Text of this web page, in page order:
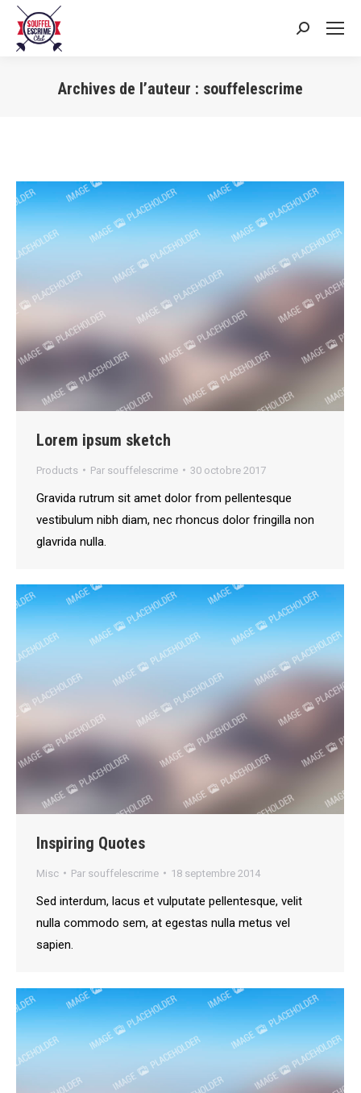
Search:
Archives de l’auteur : souffelescrime
Lorem ipsum sketch
Products Par souffelescrime 30 octobre 2017
Gravida rutrum sit amet dolor from pellentesque
vestibulum nibh diam, nec rhoncus dolor fringilla non
glavrida nulla.
Inspiring Quotes
Misc Par souffelescrime 18 septembre 2014
Sed interdum, lacus et vulputate pellentesque, velit
nulla commodo sem, at egestas nulla metus vel
sapien.